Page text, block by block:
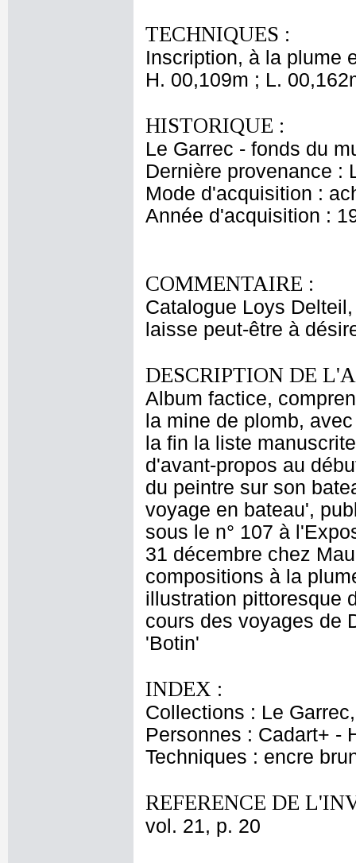
TECHNIQUES :
Inscription, à la plume
H. 00,109m ; L.
HISTORIQUE :
Le Garrec - fonds du
Dernière provenance :
Mode d'acquisition :
Année d'acquisition :
COMMENTAIRE :
Catalogue Loys
laisse peut-être à
DESCRIPTION DE
Album factice,
la mine de plomb,
la fin la liste
d'avant-propos au
du peintre sur son
voyage en bateau',
sous le n° 107 à
31 décembre chez
compositions à la
illustration pittoresque
cours des voyages de
'Botin'
INDEX :
Collections : Le
Personnes : Cadart+ -
Techniques : encre
REFERENCE DE
vol. 21, p. 20